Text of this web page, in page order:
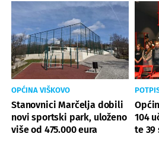
OPĆINA VIŠKOVO
Stanovnici Marčelja dobili
novi sportski park, uloženo
više od 475.000 eura
104
te 39